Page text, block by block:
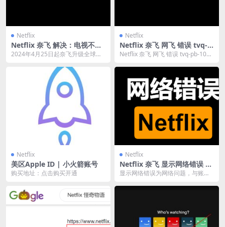
Netflix
Netflix 奈飞 解决：电视不属
于 Netflix 同户设备
2024年4月25日起奈飞升级全球风
Netflix
Netflix 奈飞 网飞 错误 tvq-p
b-101(5.2.7) 问题解决教程
Netflix 奈飞 网飞 错误 tvq-pb-101
Netflix
美区Apple ID | 小火箭账号
购买地址：点击购买开通
Netflix
Netflix 奈飞 显示网络错误 N
etwork error
显示网络错误为网络问题，与账号